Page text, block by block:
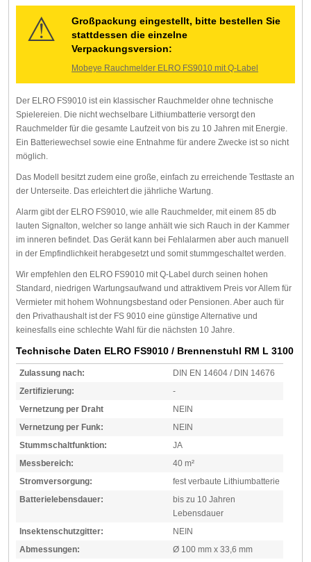
Großpackung eingestellt, bitte bestellen Sie
stattdessen die einzelne
Verpackungsversion:
Mobeye Rauchmelder ELRO FS9010 mit Q-Label
Der ELRO FS9010 ist ein klassischer Rauchmelder ohne technische
Spielereien. Die nicht wechselbare Lithiumbatterie versorgt den
Rauchmelder für die gesamte Laufzeit von bis zu 10 Jahren mit Energie.
Ein Batteriewechsel sowie eine Entnahme für andere Zwecke ist so nicht
möglich.
Das Modell besitzt zudem eine große, einfach zu erreichende Testtaste an
der Unterseite. Das erleichtert die jährliche Wartung.
Alarm gibt der ELRO FS9010, wie alle Rauchmelder, mit einem 85 db
lauten Signalton, welcher so lange anhält wie sich Rauch in der Kammer
im inneren befindet. Das Gerät kann bei Fehlalarmen aber auch manuell
in der Empfindlichkeit herabgesetzt und somit stummgeschaltet werden.
Wir empfehlen den ELRO FS9010 mit Q-Label durch seinen hohen
Standard, niedrigen Wartungsaufwand und attraktivem Preis vor Allem für
Vermieter mit hohem Wohnungsbestand oder Pensionen. Aber auch für
den Privathaushalt ist der FS 9010 eine günstige Alternative und
keinesfalls eine schlechte Wahl für die nächsten 10 Jahre.
Technische Daten ELRO FS9010 / Brennenstuhl RM L 3100
Zulassung nach:
DIN EN 14604 / DIN 14676
Zertifizierung:
-
Vernetzung per Draht
NEIN
Vernetzung per Funk:
NEIN
Stummschaltfunktion:
JA
Messbereich:
40 m²
Stromversorgung:
fest verbaute Lithiumbatterie
Batterielebensdauer:
bis zu 10 Jahren
Lebensdauer
Insektenschutzgitter:
NEIN
Abmessungen:
Ø 100 mm x 33,6 mm